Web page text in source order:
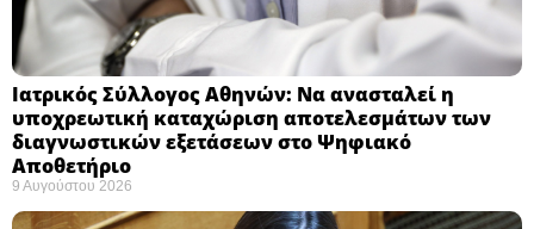
Ιατρικός Σύλλογος Αθηνών: Να ανασταλεί η
υποχρεωτική καταχώριση αποτελεσμάτων των
διαγνωστικών εξετάσεων στο Ψηφιακό
Αποθετήριο ​
9 Αυγούστου 2026